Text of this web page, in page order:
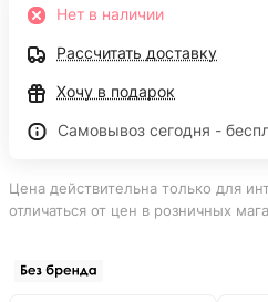
Нет в наличии
Рассчитать доставку
Хочу в подарок
Самовывоз сегодня -
Цена действительна только для
отличаться от цен в розничных